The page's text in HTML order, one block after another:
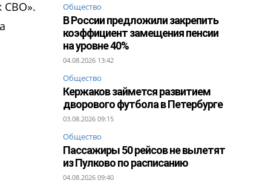
СВО».
Общество
В России предложили закрепить
коэффициент замещения пенсии
на уровне 40%
04.08.2026 13:42
Общество
Кержаков займется развитием
дворового футбола в Петербурге
03.08.2026 09:15
Общество
Пассажиры 50 рейсов не вылетят
из Пулково по расписанию
04.08.2026 09:40